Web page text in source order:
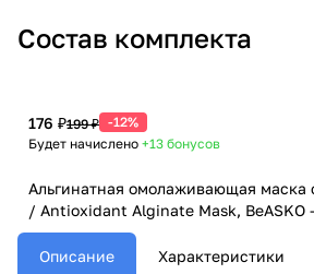
Состав комплекта
176 ₽199 ₽ -12%
Будет начислено +13 бонусов
Альгинатная омолаживающая маска
/ Antioxidant Alginate Mask, BeASKO
Описание Характеристики